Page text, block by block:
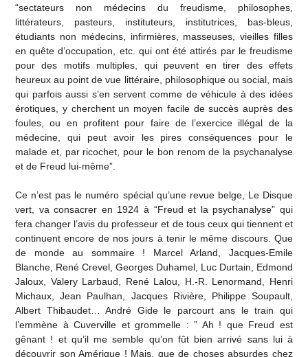
“sectateurs non médecins du freudisme, philosophes,
littérateurs, pasteurs, instituteurs, institutrices, bas-bleus,
étudiants non médecins, infirmières, masseuses, vieilles filles
en quête d’occupation, etc. qui ont été attirés par le freudisme
pour des motifs multiples, qui peuvent en tirer des effets
heureux au point de vue littéraire, philosophique ou social, mais
qui parfois aussi s’en servent comme de véhicule à des idées
érotiques, y cherchent un moyen facile de succès auprès des
foules, ou en profitent pour faire de l’exercice illégal de la
médecine, qui peut avoir les pires conséquences pour le
malade et, par ricochet, pour le bon renom de la psychanalyse
et de Freud lui-même”.
Ce n’est pas le numéro spécial qu’une revue belge, Le Disque
vert, va consacrer en 1924 à “Freud et la psychanalyse” qui
fera changer l’avis du professeur et de tous ceux qui tiennent et
continuent encore de nos jours à tenir le même discours. Que
de monde au sommaire ! Marcel Arland, Jacques-Emile
Blanche, René Crevel, Georges Duhamel, Luc Durtain, Edmond
Jaloux, Valery Larbaud, René Lalou, H.-R. Lenormand, Henri
Michaux, Jean Paulhan, Jacques Rivière, Philippe Soupault,
Albert Thibaudet… André Gide le parcourt ans le train qui
l’emmène à Cuverville et grommelle : ” Ah ! que Freud est
gênant ! et qu’il me semble qu’on fût bien arrivé sans lui à
découvrir son Amérique ! Mais, que de choses absurdes chez